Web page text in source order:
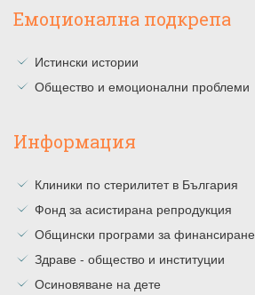
Емоционална подкрепа
Истински истории
Общество и емоционални проблеми
Информация
Клиники по стерилитет в България
Фонд за асистирана репродукция
Общински програми за финансиране
Здраве - общество и институции
Осиновяване на дете